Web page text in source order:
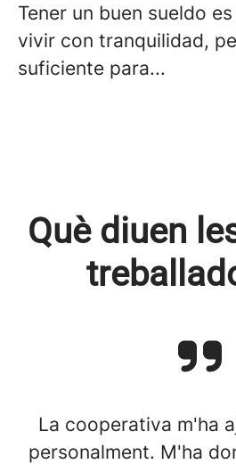
Tener un buen sueldo
vivir con tranquilidad,
suficiente para...
Què diuen
La cooperativa m'ha
personalment. M'ha